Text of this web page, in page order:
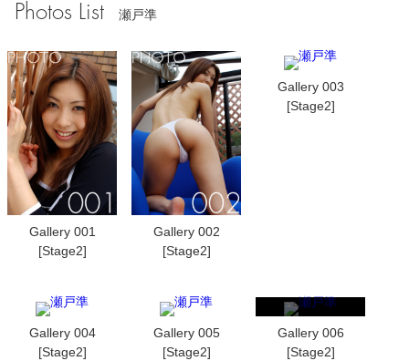
Photos List 瀬戸準
Gallery 001
[Stage2]
Gallery 002
[Stage2]
Gallery 003
[Stage2]
Gallery 004
[Stage2]
Gallery 005
[Stage2]
Gallery 006
[Stage2]